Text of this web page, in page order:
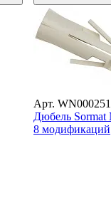
Арт.
Дюбель Sormat
8 модификаций